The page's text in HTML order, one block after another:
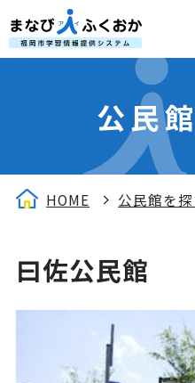
公民
HOME 公民館を
曰佐公民館